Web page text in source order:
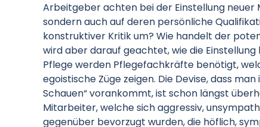
Arbeitgeber achten bei der Einstellung
sondern auch auf deren persönliche
konstruktiver Kritik um? Wie handelt der
wird aber darauf geachtet, wie die
Pflege werden Pflegefachkräfte benötigt,
egoistische Züge zeigen. Die Devise, dass
Schauen“ vorankommt, ist schon längst
Mitarbeiter, welche sich aggressiv,
gegenüber bevorzugt wurden, die höflich,